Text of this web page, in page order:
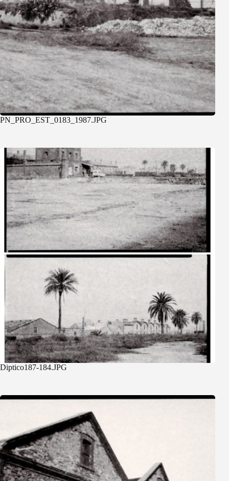
PN_PRO_EST_0183_1987.JPG
Diptico187-184.JPG